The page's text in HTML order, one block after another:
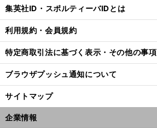
、
セ
集英社ID・スポルティーバIDとは
利用規約・会員規約
特定商取引法に基づく表示・その他の事項
ブラウザプッシュ通知について
サイトマップ
企業情報